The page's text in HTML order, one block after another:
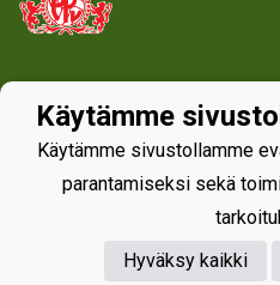
Powered by
Käytämme
Käytämme sivustollamme
parantamiseksi sekä
Hyväksy kaikki